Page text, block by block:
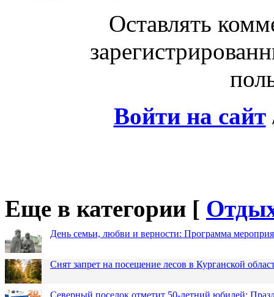
Оставлять
Войти на сайт
Еще в категории [
День семьи, любви и верности: Программа
Снят запрет на посещение лесов в Курганской
Северный поселок отметит 50-летний юбилей: